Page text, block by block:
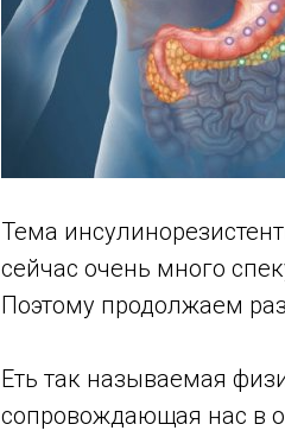
Тема
сейчас очень много
Поэтому продолжаем
Еть так называемая
сопровождающая нас в